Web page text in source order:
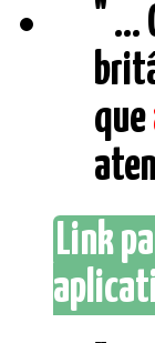
" ...
que
Link